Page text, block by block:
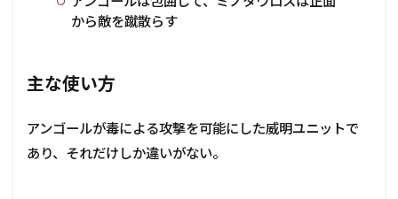
から敵を蹴散らす
主な使い方
アンゴールが毒による攻撃を可能にした威明ユニットで
あり、それだけしか違いがない。